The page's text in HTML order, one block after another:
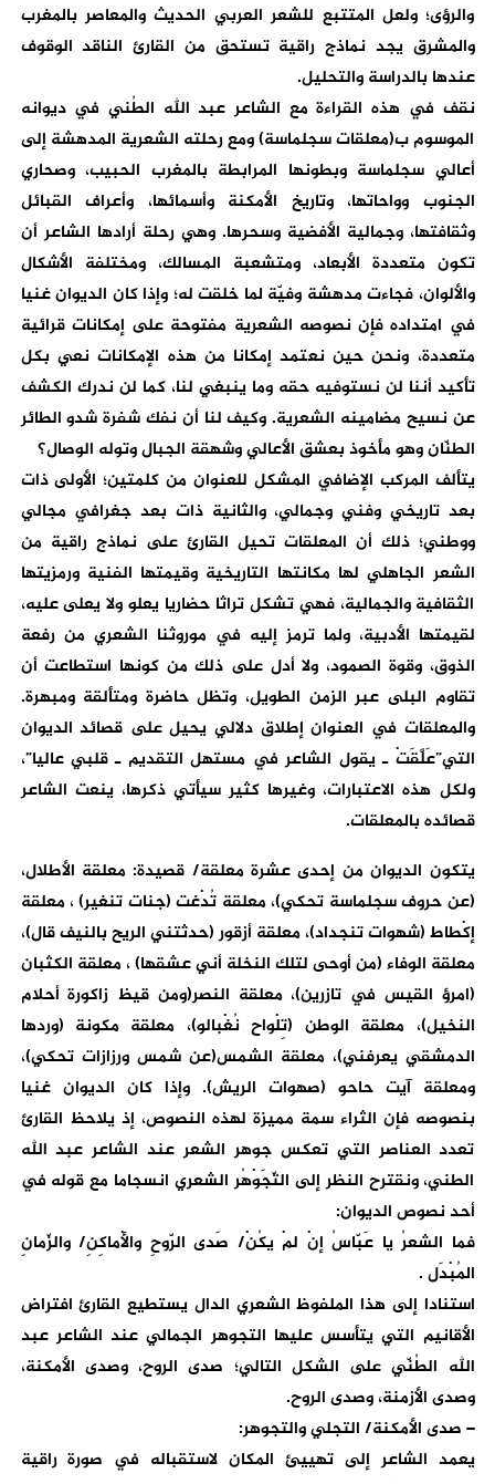
والرؤى؛ ولعل المتتبع للشعر العربي الحديث والمعاصر بالمغرب
والمشرق يجد نماذج راقية تستحق من القارئ الناقد الوقوف
عندها بالدراسة والتحليل.
نقف في هذه القراءة مع الشاعر عبد الله الطُني في ديوانه
الموسوم ب(معلقات سجلماسة) ومع رحلته الشعرية المدهشة إلى
أعالي سجلماسة وبطونها المرابطة بالمغرب الحبيب، وصحاري
الجنوب وواحاتها، وتاريخ الأمكنة وأسمائها، وأعراف القبائل
وثقافتها، وجمالية الأفضية وسحرها. وهي رحلة أرادها الشاعر أن
تكون متعددة الأبعاد، ومتشعبة المسالك، ومختلفة الأشكال
والألوان، فجاءت مدهشة وفيّة لما خلقت له؛ وإذا كان الديوان غنيا
في امتداده فإن نصوصه الشعرية مفتوحة على إمكانات قرائية
متعددة، ونحن حين نعتمد إمكانا من هذه الإمكانات نعي بكل
تأكيد أننا لن نستوفيه حقه وما ينبغي لنا، كما لن ندرك الكشف
عن نسيح مضامينه الشعرية. وكيف لنا أن نفك شفرة شدو الطائر
الطنّان وهو مأخوذ بعشق الأعالي وشهقة الجبال وتوله الوصال؟
يتألف المركب الإضافي المشكل للعنوان من كلمتين؛ الأولى ذات
بعد تاريخي وفني وجمالي، والثانية ذات بعد جغرافي مجالي
ووطني؛ ذلك أن المعلقات تحيل القارئ على نماذج راقية من
الشعر الجاهلي لها مكانتها التاريخية وقيمتها الفنية ورمزيتها
الثقافية والجمالية، فهي تشكل تراثا حضاريا يعلو ولا يعلى عليه،
لقيمتها الأدبية، ولما ترمز إليه في موروثنا الشعري من رفعة
الذوق، وقوة الصمود، ولا أدل على ذلك من كونها استطاعت أن
تقاوم البلى عبر الزمن الطويل، وتظل حاضرة ومتألقة ومبهرة.
والمعلقات في العنوان إطلاق دلالي يحيل على قصائد الديوان
التي”عَلَّقَتْ ـ يقول الشاعر في مستهل التقديم ـ قلبي عاليا”،
ولكل هذه الاعتبارات، وغيرها كثير سيأتي ذكرها، ينعت الشاعر
قصائده بالمعلقات.
يتكون الديوان من إحدى عشرة معلقة/ قصيدة: معلقة الأطلال،
(عن حروف سجلماسة تحكي)، معلقة تُدْغت (جنات تنغير) ، معلقة
إكْطاط (شهوات تنجداد)، معلقة أزقور (حدثتني الريح بالنيف قال)،
معلقة الوفاء (من أوحى لتلك النخلة أني عشقها) ، معلقة الكثبان
(امرؤ القيس في تازرين)، معلقة النصر(ومن قيظ زاكورة أحلام
النخيل)، معلقة الوطن (تِلْواح نُغْبالو)، معلقة مكونة (وردها
الدمشقي يعرفني)، معلقة الشمس(عن شمس ورزازات تحكي)،
ومعلقة آيت حاحو (صهوات الريش). وإذا كان الديوان غنيا
بنصوصه فإن الثراء سمة مميزة لهذه النصوص، إذ يلاحظ القارئ
تعدد العناصر التي تعكس جوهر الشعر عند الشاعر عبد الله
الطني، ونقترح النظر إلى التّجَوْهُر الشعري انسجاما مع قوله في
أحد نصوص الديوان:
فما الشعرُ يا عَبّاسُ إنْ لمْ يكُنْ/ صَدى الرّوحِ والْأماكِنِ/ والزّمانِ
المُبْدَل .
استنادا إلى هذا الملفوظ الشعري الدال يستطيع القارئ افتراض
الأقانيم التي يتأسس عليها التجوهر الجمالي عند الشاعر عبد
الله الطُنّي على الشكل التالي؛ صدى الروح، وصدى الأمكنة،
وصدى الأزمنة، وصدى الروح.
– صدى الأمكنة/ التجلي والتجوهر:
يعمد الشاعر إلى تهييئ المكان لاستقباله في صورة راقية